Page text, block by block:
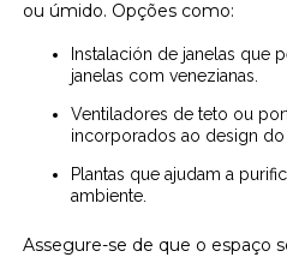
ou úmido. Opções como:
janelas com venezianas.
Ventiladores de teto ou portáteis que possam ser
incorporados ao design do
Plantas que ajudam a purificar o ar e trazem vida ao
ambiente.
Assegure-se de que o espaço